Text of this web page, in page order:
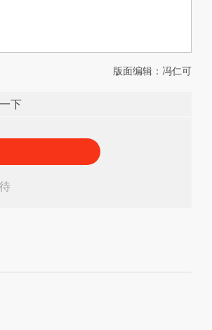
版面编辑：冯仁可
下